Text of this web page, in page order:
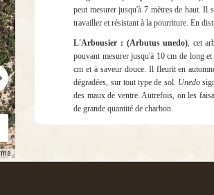
peut mesurer jusqu'à 7 mètres de haut. Il
travailler et résistant à la pourriture. En
L'Arbousier : (Arbutus unedo), cet
pouvant mesurer jusqu'à 10 cm de long
cm et à saveur douce. Il fleurit en
dégradées, sur tout type de sol. Unedo
des maux de ventre. Autrefois, on les
de grande quantité de charbon.